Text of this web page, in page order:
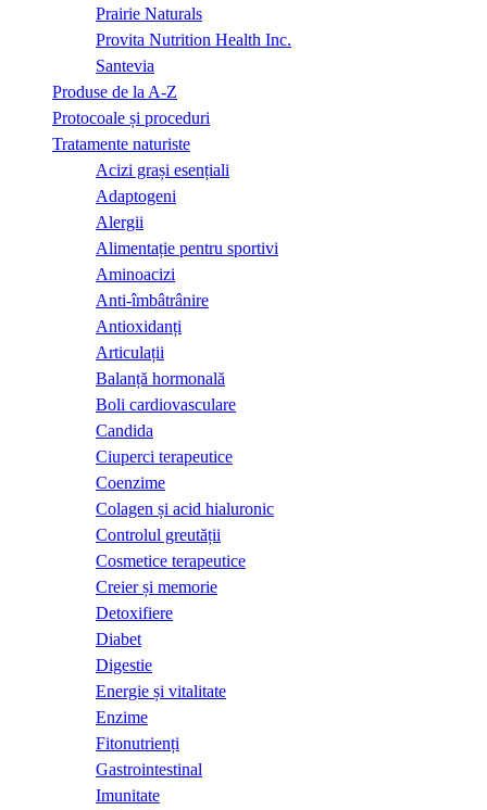
Prairie Naturals
Provita Nutrition Health Inc.
Santevia
Produse de la A-Z
Protocoale și proceduri
Tratamente naturiste
Acizi grași esențiali
Adaptogeni
Alergii
Alimentație pentru sportivi
Aminoacizi
Anti-îmbâtrânire
Antioxidanți
Articulații
Balanță hormonală
Boli cardiovasculare
Candida
Ciuperci terapeutice
Coenzime
Colagen și acid hialuronic
Controlul greutății
Cosmetice terapeutice
Creier și memorie
Detoxifiere
Diabet
Digestie
Energie și vitalitate
Enzime
Fitonutrienți
Gastrointestinal
Imunitate